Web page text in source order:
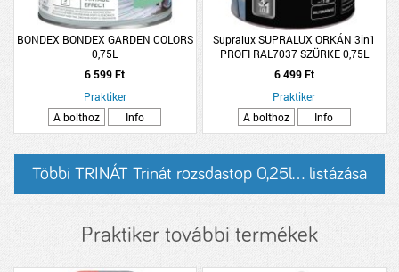
BONDEX BONDEX GARDEN COLORS
0,75L
6 599 Ft
Praktiker
A bolthoz
Info
Supralux SUPRALUX ORKÁN 3in1
PROFI RAL7037 SZÜRKE 0,75L
6 499 Ft
Praktiker
A bolthoz
Info
Többi TRINÁT Trinát rozsdastop 0,25l... listázása
Praktiker további termékek